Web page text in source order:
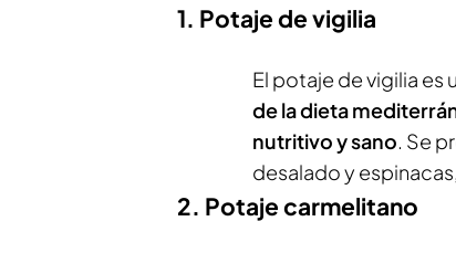
1. Potaje de vigilia
El potaje de vigilia es
de la dieta
nutritivo y sano. Se
desalado y
2. Potaje carmelitano